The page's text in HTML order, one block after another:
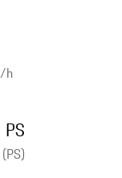
h
PS